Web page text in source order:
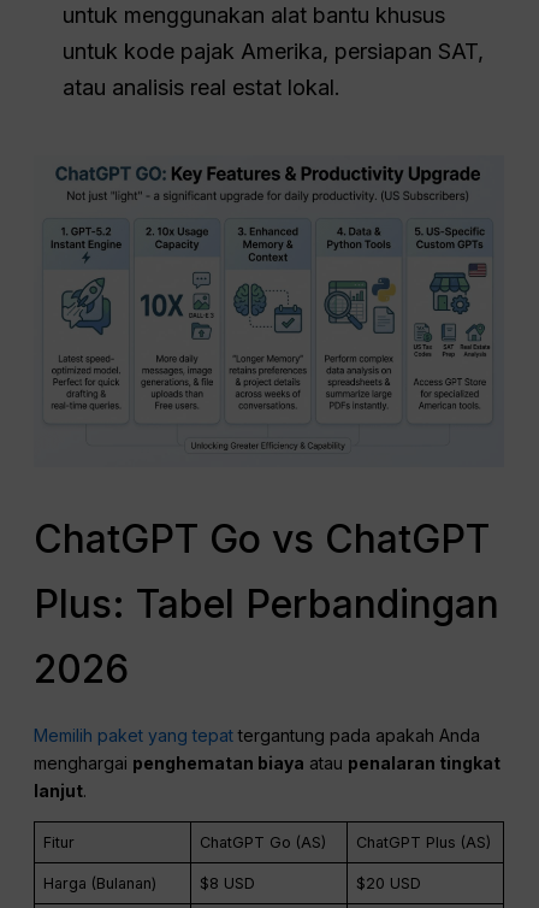
untuk menggunakan alat bantu khusus
untuk kode pajak Amerika, persiapan SAT,
atau analisis real estat lokal.
ChatGPT Go vs ChatGPT
Plus: Tabel Perbandingan
2026
Memilih paket yang tepattergantung pada apakah Anda
menghargai penghematan biaya atau penalaran tingkat
lanjut.
Fitur ChatGPT Go (AS) ChatGPT Plus (AS)
Harga (Bulanan) $8 USD $20 USD